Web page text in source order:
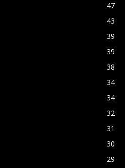
47
43
39
39
38
34
34
32
31
30
29